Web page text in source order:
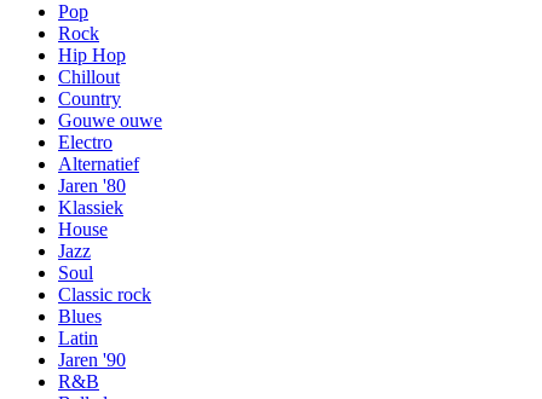
Pop
Rock
Hip Hop
Chillout
Country
Gouwe ouwe
Electro
Alternatief
Jaren '80
Klassiek
House
Jazz
Soul
Classic rock
Blues
Latin
Jaren '90
R&B